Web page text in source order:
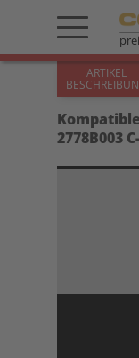
ARTIKEL
2778B003